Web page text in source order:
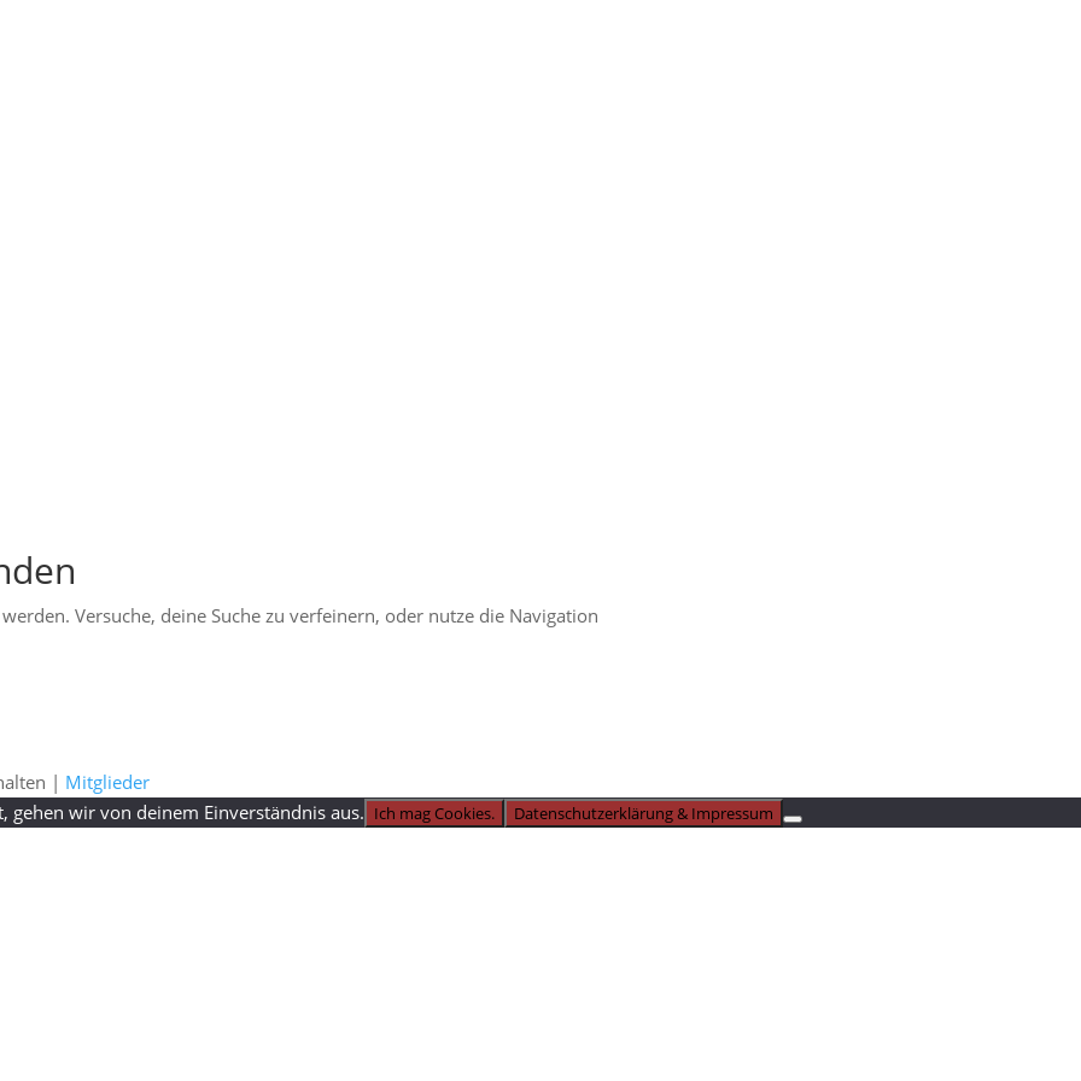
Versuche, deine Suche zu verfeinern, oder nutze die Navigation
| Mitglieder
gehen wir von deinem Einverständnis aus. Ich mag Cookies. Datenschutzerklärung & Impressum